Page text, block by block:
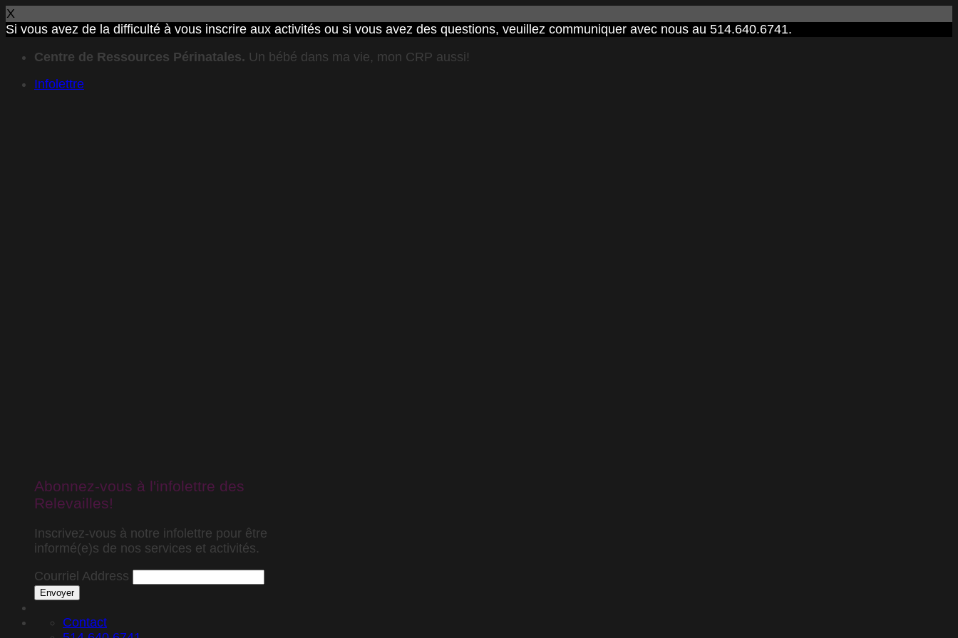
X
Si vous avez de la difficulté à vous inscrire aux activités ou si vous avez des questions, veuillez communiquer avec nous au 514.640.6741.
Centre de Ressources Périnatales. Un bébé dans ma vie, mon CRP aussi!
Infolettre
Abonnez-vous à l'infolettre des
Relevailles!
Inscrivez-vous à notre infolettre pour être
informé(e)s de nos services et activités.
Courriel Address
Envoyer
Contact